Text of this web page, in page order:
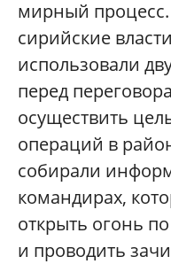
мирный
сирийские
использовали
перед
осуществить
операций в
собирали
командирах,
открыть огонь
и проводить